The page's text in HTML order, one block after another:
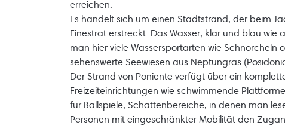
erreichen.
Es handelt sich um einen Stadtstrand, der beim
Finestrat erstreckt. Das Wasser, klar und blau
man hier viele Wassersportarten wie
sehenswerte Seewiesen aus Neptungras
Der Strand von Poniente verfügt über ein
Freizeiteinrichtungen wie schwimmende
für Ballspiele, Schattenbereiche, in denen man
Personen mit eingeschränkter Mobilität den